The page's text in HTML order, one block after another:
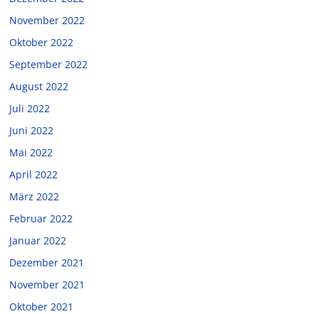
November 2022
Oktober 2022
September 2022
August 2022
Juli 2022
Juni 2022
Mai 2022
April 2022
März 2022
Februar 2022
Januar 2022
Dezember 2021
November 2021
Oktober 2021